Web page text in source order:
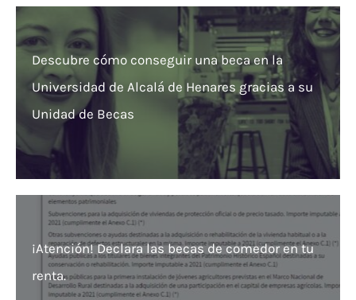
Descubre cómo conseguir una beca en la
Universidad de Alcalá de Henares gracias a su
Unidad de Becas
¡Atención! Declara las becas de comedor en tu
renta.